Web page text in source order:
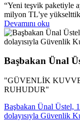
“Yeni teşvik paketiyle
milyon TL'ye
Devamını oku
Başbakan Ünal
"GÜVENLİK
RUHUDUR"
Başbakan Ünal Üstel,
dolayısıyla Güvenlik